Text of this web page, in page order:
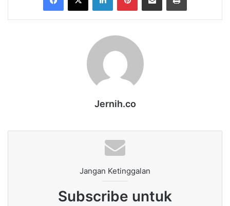
Jernih.co
Jangan Ketinggalan
Subscribe untuk